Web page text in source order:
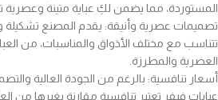
المستوردة، مما يضمن لكِ عباية متينة وعصرية
تصميمات عصرية وأنيقة: يقدم المصنع تشكيلة
تتناسب مع مختلف الأذواق والمناسبات، من
العصرية والمطرزة.
أسعار تنافسية: بالرغم من الجودة العالية
عبايات فيفر تعتبر تنافسية مقارنة بغيرها من